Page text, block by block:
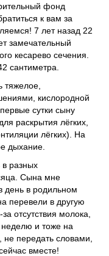
фонд
к вам за
7 лет назад 22
замечательный
кесарево сечения.
сантиметра.
тяжелое,
кислородной
сутки сыну
раскрытия лёгких,
лёгких). На
дыхание.
разных
Сына мне
день в родильном
перевели в другую
отсутствия молока,
и тоже на
передать словами,
вместе!